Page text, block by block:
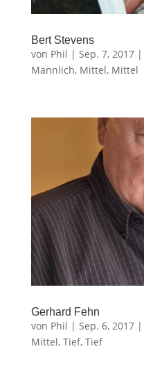
Bert Stevens
von Phil | Sep. 7, 2017|
Männlich, Mittel, Mittel
Gerhard Fehn
von Phil | Sep. 6, 2017|
Mittel, Tief, Tief